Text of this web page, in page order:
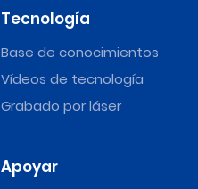
Tecnología
Base de conocimientos
Vídeos de tecnología
Grabado por láser
Apoyar